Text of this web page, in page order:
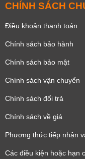
CHÍNH SÁCH
Điều khoản thanh toán
Chính sách bảo hành
Chính sách bảo mật
Chính sách vận chuyển
Chính sách đổi trả
Chính sách về giá
Phương thức tiếp nhận
Các điều kiện hoặc hạn